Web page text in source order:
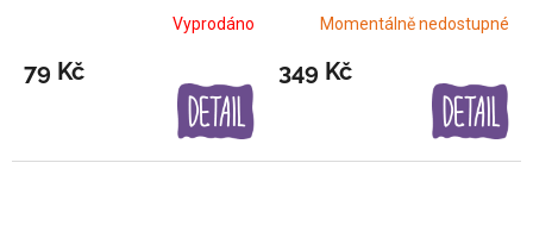
linner zdarmaVyprodáno
79 Kč
Momentálně nedostupné
349 Kč